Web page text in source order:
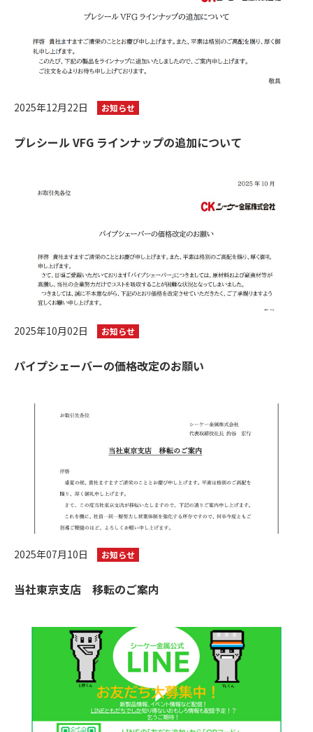
2025年12月22日 お知らせ
プレシール VFG ラインナップの追加について
2025年10月02日 お知らせ
パイプシェーバーの価格改定のお願い
2025年07月10日 お知らせ
当社東京支店 移転のご案内